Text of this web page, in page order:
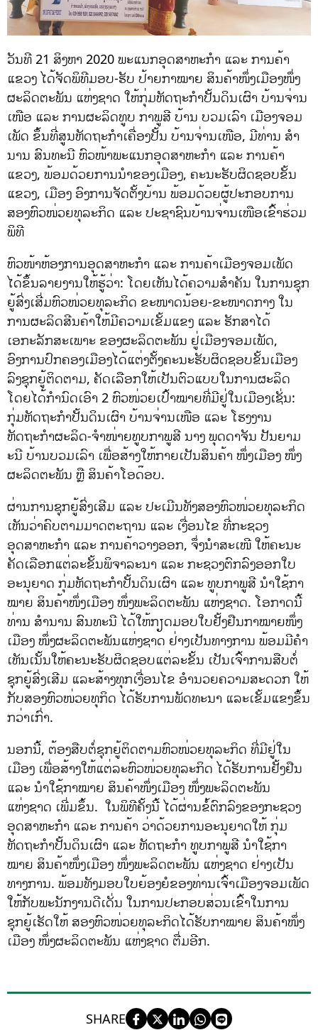
ວັນທີ 21 ສິງຫາ 2020 ພະແນກອຸດສາຫະກຳ ແລະ ການຄ້າ
ແຂວງ ໄດ້ຈັດພິທີມອບ-ຮັບ ປ້າຍກາໝາຍ ສິນຄ້າໜຶ່ງເມືອງໜຶ່ງ
ຜະລິດຕະພັນ ແຫ່ງຊາດ ໃຫ້ກຸ່ມຫັດຖະກໍາປັ້ນດິນເຜົາ ບ້ານຈ່ານ
ເໜືອ ແລະ ການຜະລິດທູບ ກາພູສີ ບ້ານ ບວມເລົາ ເມືອງຈອມ
ເພັດ ຂຶ້ນທີ່ສູນຫັດຖະກຳເຄື່ອງປັ້ນ ບ້ານຈ່ານເໜືອ, ມີທ່ານ ສຳ
ນານ ສົນທະນີ ຫົວໜ້າພະແນກອຸດສາຫະກຳ ແລະ ການຄ້າ
ແຂວງ, ພ້ອມດ້ວຍການນຳຂອງເມືອງ, ຄະນະຮັບຜິດຊອບຂັ້ນ
ແຂວງ, ເມືອງ ອົງການຈັດຕັ້ງບ້ານ ພ້ອມດ້ວຍຜູ້ປະກອບການ
ສອງຫົວໜ່ວຍທຸລະກິດ ແລະ ປະຊາຊົນບ້ານຈ່ານເໜືອເຂົ້າຮ່ວມ
ພິທີ
ຫົວໜ້າຫ້ອງການອຸດສາຫະກໍາ ແລະ ການຄ້າເມືອງຈອມເພັດ
ໄດ້ຂຶ້ນລາຍງານໃຫ້ຮູ້ວ່າ: ໂດຍເຫັນໄດ້ຄວາມສຳຄັນ ໃນການຊຸກ
ຍູ້ສົ່ງເສີ່ມຫົວໜ່ວຍທຸລະກິດ ຂະໜາດນ້ອຍ-ຂະໜາດກາງ ໃນ
ການຜະລິດສີນຄ້າໃຫ້ມີຄວາມເຂັ້ມແຂງ ແລະ ຮັກສາໄດ້
ເອກະລັກສະເພາະ ຂອງຜະລິດຕະພັນ ຢູ່ເມືອງຈອມເພັດ,
ອົງການປົກຄອງເມືອງໄດ້ແຕ່ງຕັ້ງຄະນະຮັບຜິດຊອບຂັ້ນເມືອງ
ລົງຊຸກຍູ້ຕິດຕາມ, ຄັດເລືອກໃຫ້ເປັນຕົວແບບໃນການຜະລິດ
ໂດຍໄດ້ກຳນົດເອົາ 2 ຫົວໜ່ວຍເປົ້າໝາຍທີ່ມີຢູ່ໃນເມືອງເຊັ່ນ:
ກຸ່ມຫັດຖະກຳປັ້ນດິນເຜົາ ບ້ານຈ່ານເໜືອ ແລະ ໂຮງງານ
ຫັດຖະກຳຜະລິດ-ຈຳໜ່າຍທູບກາພູສີ ນາງ ພຸດດາຈັນ ປັນຍາມ
ະນີ ບ້ານບວມເລົາ ເພື່ອສ້າງໃຫ້ກາຍເປັນສິນຄ້າ ໜຶ່ງເມືອງ ໜຶ່ງ
ຜະລິດຕະພັນ ຫຼື ສິນຄ້າໂອດ໊ອບ.
ຜ່ານການຊຸກຍູ້ສົ່ງເສີມ ແລະ ປະເມີນທັງສອງຫົວໜ່ວຍທຸລະກິດ
ເຫັນວ່າຄົບຕາມມາດຕະຖານ ແລະ ເງື່ອນໄຂ ທີ່ກະຊວງ
ອຸດສາຫະກຳ ແລະ ການຄ້າວາງອອກ, ຈຶ່ງນຳສະເໜີ ໃຫ້ຄະນະ
ຄັດເລືອກແຕ່ລະຂັ້ນພິຈາລະນາ ແລະ ກະຊວງຕົກລົງອອກໃບ
ອະນຸຍາດ ກຸ່ມຫັດຖະກຳປັ້ນດິນເຜົາ ແລະ ທູບກາພູສີ ນຳໃຊ້ກາ
ໝາຍ ສິນຄ້າໜຶ່ງເມືອງ ໜຶ່ງພະລິດຕະພັນ ແຫ່ງຊາດ. ໂອກາດນີ້
ທ່ານ ສຳນານ ສົນທະນີ ໄດ້ໃຫ້ກຽດມອບໃບຢັ້ງຢືນກາໝາຍໜຶ່ງ
ເມືອງ ໜຶ່ງຜະລິດຕະພັນແຫ່ງຊາດ ຢ່າງເປັນທາງການ ພ້ອມມີຄໍາ
ເຫັນເນັ້ນໃຫ້ຄະນະຮັບຜິດຊອບແຕ່ລະຂັ້ນ ເປັນເຈົ້າການສືບຕໍ່
ຊຸກຍູ້ສົ່ງເສີມ ແລະສ້າງທຸກເງື່ອນໄຂ ອຳນວຍຄວາມສະດວກ ໃຫ້
ກັບສອງຫົວໜ່ວຍທຸກິດ ໄດ້ຮັບການພັດທະນາ ແລະເຂັ້ມແຂງຂຶ້ນ
ກວ່າເກົ່າ.
ນອກນີ້, ຕ້ອງສືບຕໍ່ຊຸກຍູ້ຕິດຕາມຫົວໜ່ວຍທຸລະກິດ ທີ່ມີຢູ່ໃນ
ເມືອງ ເພື່ອສ້າງໃຫ້ແຕ່ລະຫົວໜ່ວຍທຸລະກິດ ໄດ້ຮັບການຢັ້ງຢືນ
ແລະ ນຳໃຊ້ກາໝາຍ ສິນຄ້າໜຶ່ງເມືອງ ໜຶ່ງພະລິດຕະພັນ
ແຫ່ງຊາດ ເພີ່ມຂຶ້ນ. ໃນພິທີຄັ້ງນີ້ ໄດ້ຜ່ານຂໍ້ຕົກລົງຂອງກະຊວງ
ອຸດສາຫະກຳ ແລະ ການຄ້າ ວ່າດ້ວຍການອະນຸຍາດໃຫ້ ກຸ່ມ
ຫັດຖະກຳປັ້ນດິນເຜົາ ແລະ ຫັດຖະກໍາ ທູບກາພູສີ ນຳໃຊ້ກາ
ໝາຍ ສິນຄ້າໜຶ່ງເມືອງ ໜຶ່ງພະລິດຕະພັນ ແຫ່ງຊາດ ຢ່າງເປັນ
ທາງການ. ພ້ອມທັງມອບໃບຍ້ອງຍໍຂອງທ່ານເຈົ້າເມືອງຈອມເພັດ
ໃຫ້ກັບພະນັກງານດີເດັ່ນ ໃນການປະກອບສ່ວນເຂົ້າໃນການ
ຊຸກຍູ້ເຮັດໃຫ້ ສອງຫົວໜ່ວຍທຸລະກິດໄດ້ຮັບກາໝາຍ ສິນຄ້າໜຶ່ງ
ເມືອງ ໜຶ່ງຜະລິດຕະພັນ ແຫ່ງຊາດ ຕື່ມອີກ.
SHARE